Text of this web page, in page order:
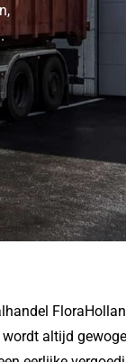
altijd